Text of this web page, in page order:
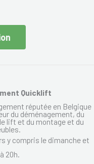
Quicklift
réputée en Belgique
du déménagement, du
lift et du montage et du
y compris le dimanche et
20h.